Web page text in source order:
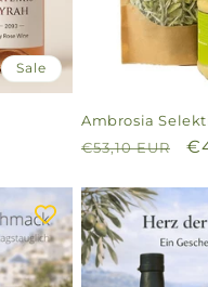
Sale
Ambrosia
Normaler
€53,10 EUR